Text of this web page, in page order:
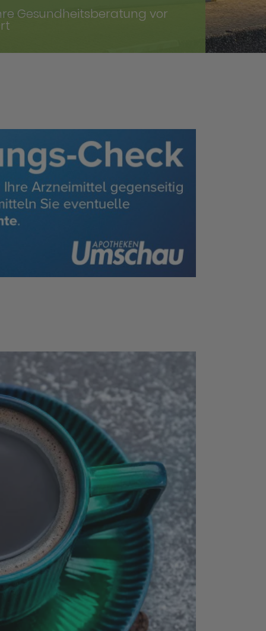
Gesundheitsberatung vor